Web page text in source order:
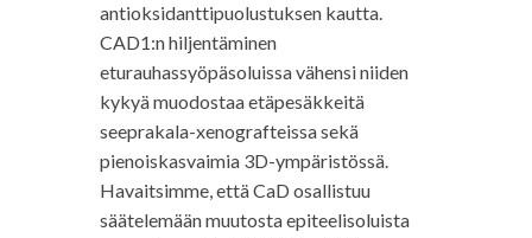
antioksidanttipuolustuksen kautta.
CAD1:n hiljentäminen
eturauhassyöpäsoluissa vähensi niiden
kykyä muodostaa etäpesäkkeitä
seeprakala-xenografteissa sekä
pienoiskasvaimia 3D-ympäristössä.
Havaitsimme, että CaD osallistuu
säätelemään muutosta epiteelisoluista